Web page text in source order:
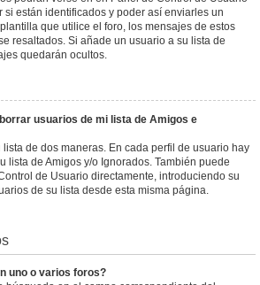
si están identificados y poder así enviarles un
que utilice el foro, los mensajes de estos
resaltados. Si añade un usuario a su lista de
quedarán ocultos.
usuarios de mi lista de Amigos e
de dos maneras. En cada perfil de usuario hay
lista de Amigos y/o Ignorados. También puede
de Usuario directamente, introduciendo su
de su lista desde esta misma página.
uno o varios foros?